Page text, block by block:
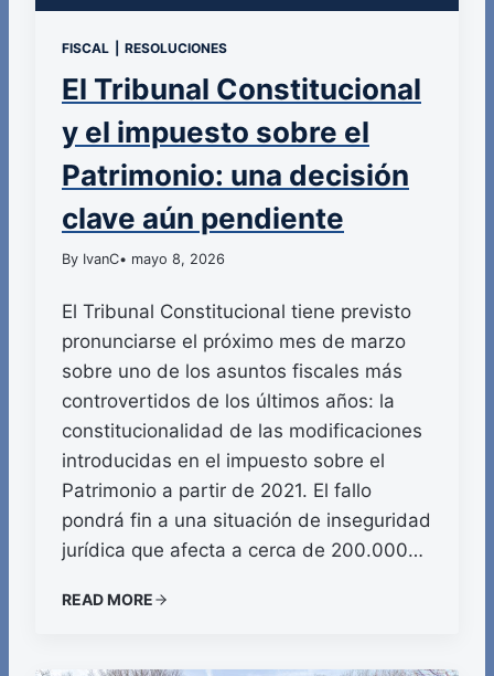
FISCAL RESOLUCIONES
El Tribunal Constitucional
y el impuesto sobre el
Patrimonio: una decisión
clave aún pendiente
By IvanC• mayo 8, 2026
El Tribunal Constitucional tiene previsto
pronunciarse el próximo mes de marzo
sobre uno de los asuntos fiscales más
controvertidos de los últimos años: la
constitucionalidad de las modificaciones
introducidas en el impuesto sobre el
Patrimonio a partir de 2021. El fallo
pondrá fin a una situación de inseguridad
jurídica que afecta a cerca de 200.000…
READ MORE